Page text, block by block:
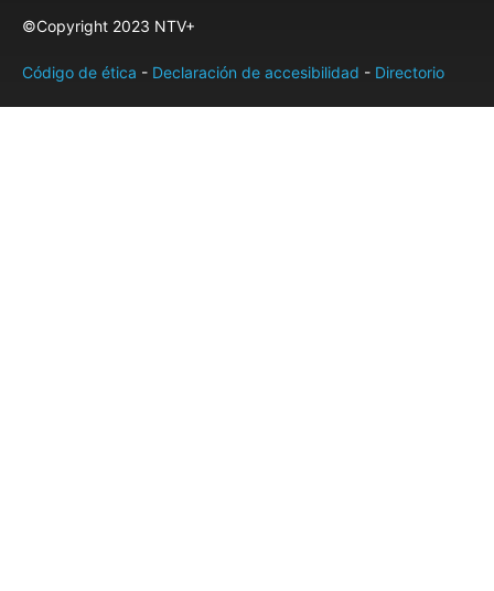
©Copyright 2023 NTV+
Código de ética - Declaración de accesibilidad - Directorio